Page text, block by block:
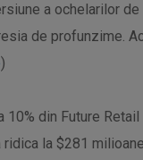
a ochelarilor
de profunzime.
)
din Future
la $281